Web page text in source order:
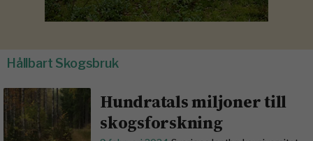
Hållbart Skogsbruk
Hundratals miljoner till
skogsforskning